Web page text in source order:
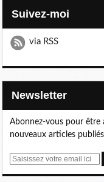
Suivez-moi
via RSS
Newsletter
Abonnez-vous pour être
nouveaux articles
E